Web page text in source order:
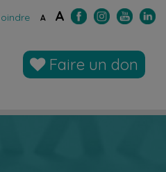
A A
Faire un don